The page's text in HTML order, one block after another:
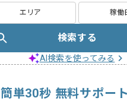
エリア 稼働
検索する
AI検索を使ってみる
簡単30秒 無料サポー